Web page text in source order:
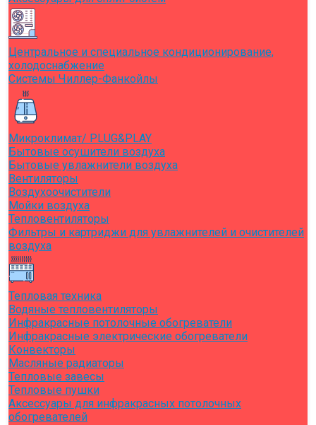
Центральное и специальное кондиционирование,
холодоснабжение
Системы Чиллер-Фанкойлы
Микроклимат/ PLUG&PLAY
Бытовые осушители воздуха
Бытовые увлажнители воздуха
Вентиляторы
Воздухоочистители
Мойки воздуха
Тепловентиляторы
Фильтры и картриджи для увлажнителей и очистителей
воздуха
Тепловая техника
Водяные тепловентиляторы
Инфракрасные потолочные обогреватели
Инфракрасные электрические обогреватели
Конвекторы
Масляные радиаторы
Тепловые завесы
Тепловые пушки
Аксессуары для инфракрасных потолочных
обогревателей